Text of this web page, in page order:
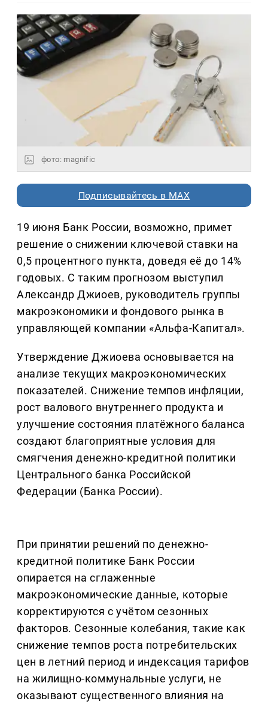
фото: magnific
Подписывайтесь в MAX
19 июня Банк России, возможно, примет
решение о снижении ключевой ставки на
0,5 процентного пункта, доведя её до 14%
годовых. С таким прогнозом выступил
Александр Джиоев, руководитель группы
макроэкономики и фондового рынка в
управляющей компании «Альфа-Капитал».
Утверждение Джиоева основывается на
анализе текущих макроэкономических
показателей. Снижение темпов инфляции,
рост валового внутреннего продукта и
улучшение состояния платёжного баланса
создают благоприятные условия для
смягчения денежно-кредитной политики
Центрального банка Российской
Федерации (Банка России).
При принятии решений по денежно-
кредитной политике Банк России
опирается на сглаженные
макроэкономические данные, которые
корректируются с учётом сезонных
факторов. Сезонные колебания, такие как
снижение темпов роста потребительских
цен в летний период и индексация тарифов
на жилищно-коммунальные услуги, не
оказывают существенного влияния на